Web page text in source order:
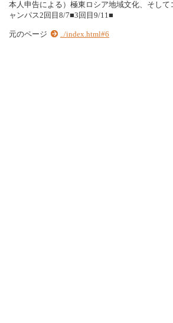
本人申告による）極東ロシア地域文化、そして
ャンパス2回目8/7■3回目9/11■
元のページ ../index.html#6